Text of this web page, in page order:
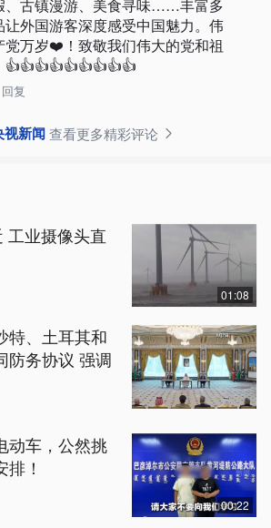
、古镇漫游、美食寻味……丰富多
让外国游客深度感受中国魅力。伟
党万岁❤️！致敬我们伟大的党和祖
回复
新闻查看更多精彩评论
工业摄像头直
01:08
特、土耳其和
防务协议 强调
动车，公然挑
！
00:22